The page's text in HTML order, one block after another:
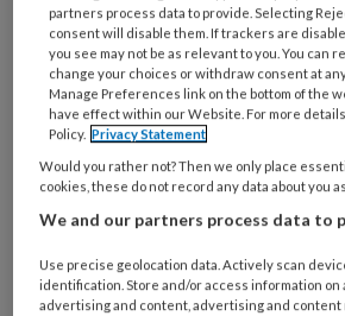
29 MEI 2026 NIEUWS KWALITEIT
partners process data to provide. Selecting
consent will disable them. If trackers are
you see may not be as relevant to you. You can
change your choices or withdraw consent at
Manage Preferences link on the bottom of the
have effect within our Website. For more
Policy. Privacy Statement
Would you rather not? Then we only place
cookies, these do not record any data about you
We and our partners process data to
Use precise geolocation data. Actively scan
identification. Store and/or access information on
advertising and content, advertising and content